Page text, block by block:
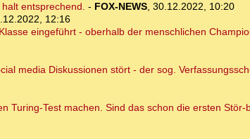
entsprechend. - FOX-NEWS, 30.12.2022, 10:20
12:16
eingeführt - oberhalb der menschlichen
media Diskussionen stört - der sog.
Turing-Test machen. Sind das schon die ersten Stör-